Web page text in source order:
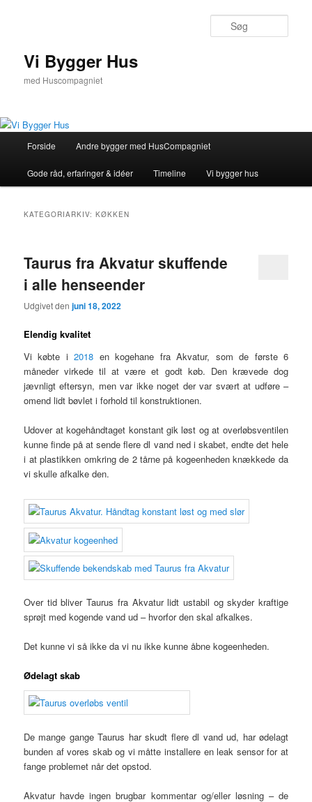
Vi Bygger Hus
med Huscompagniet
Forside Andre bygger med HusCompagniet
Gode råd, erfaringer & idéer Timeline Vi bygger hus
KATEGORIARKIV:KØKKEN
Taurus fra Akvatur skuffende
i alle henseender
Udgivet denjuni 18, 2022
Elendig kvalitet
Vi købte i2018 en kogehane fra Akvatur, som de første 6
måneder virkede til at være et godt køb. Den krævede dog
jævnligt eftersyn, men var ikke noget der var svært at udføre –
omend lidt bøvlet i forhold til konstruktionen.
Udover at kogehåndtaget konstant gik løst og at overløbsventilen
kunne finde på at sende flere dl vand ned i skabet, endte det hele
i at plastikken omkring de 2 tårne på kogeenheden knækkede da
vi skulle afkalke den.
Over tid bliver Taurus fra Akvatur lidt ustabil og skyder kraftige
sprøjt med kogende vand ud – hvorfor den skal afkalkes.
Det kunne vi så ikke da vi nu ikke kunne åbne kogeenheden.
Ødelagt skab
De mange gange Taurus har skudt flere dl vand ud, har ødelagt
bunden af vores skab og vi måtte installere en leak sensor for at
fange problemet når det opstod.
Akvatur havde ingen brugbar kommentar og/eller løsning – de